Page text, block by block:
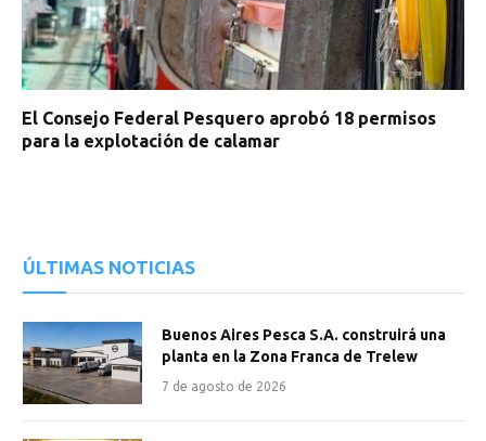
El Consejo Federal Pesquero aprobó 18 permisos
para la explotación de calamar
ÚLTIMAS NOTICIAS
Buenos Aires Pesca S.A. construirá una
planta en la Zona Franca de Trelew
7 de agosto de 2026